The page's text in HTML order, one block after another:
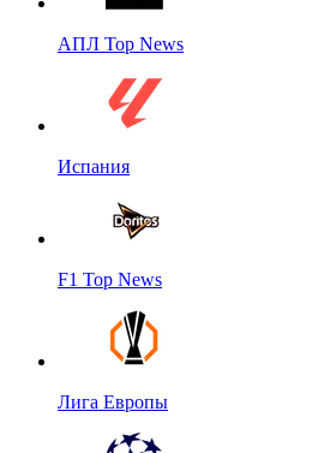
АПЛ Top News
Испания
F1 Top News
Лига Европы